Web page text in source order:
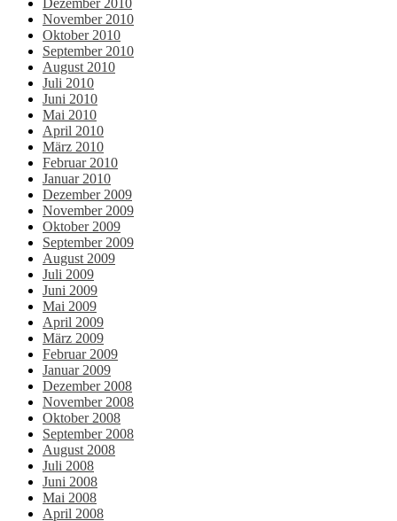
November 2010
Oktober 2010
September 2010
August 2010
Juli 2010
Juni 2010
Mai 2010
April 2010
März 2010
Februar 2010
Januar 2010
Dezember 2009
November 2009
Oktober 2009
September 2009
August 2009
Juli 2009
Juni 2009
Mai 2009
April 2009
März 2009
Februar 2009
Januar 2009
Dezember 2008
November 2008
Oktober 2008
September 2008
August 2008
Juli 2008
Juni 2008
Mai 2008
April 2008